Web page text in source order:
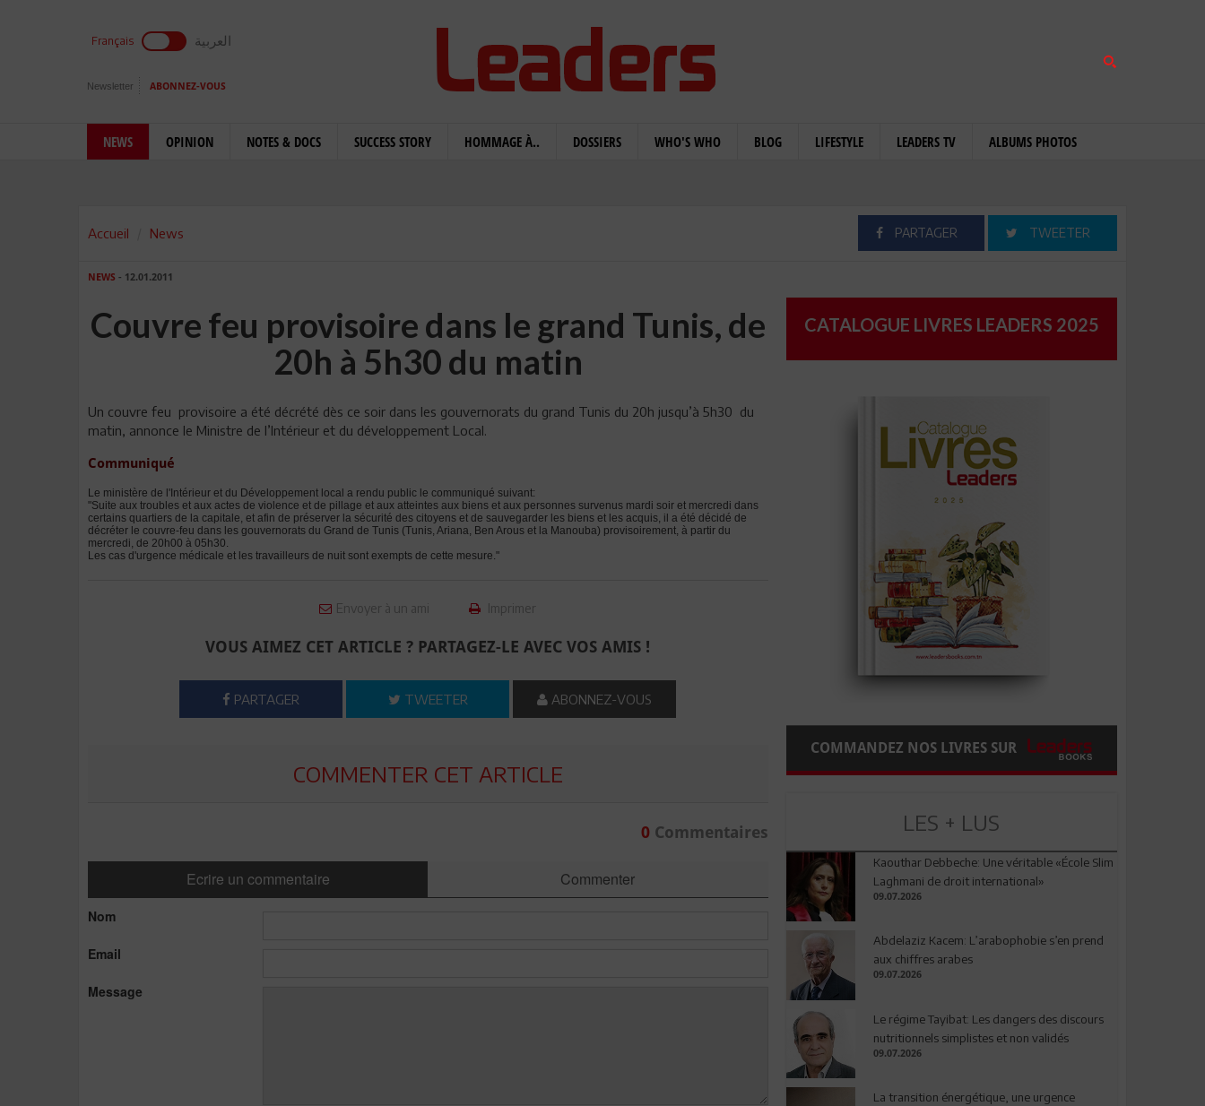
Français العربية
Newsletter ABONNEZ-VOUS
NEWS OPINION NOTES & DOCS SUCCESS STORY HOMMAGE À.. DOSSIERS WHO'S WHO BLOG LIFESTYLE LEADERS TV ALBUMS PHOTOS
Accueil News PARTAGER TWEETER
NEWS - 12.01.2011
Couvre feu provisoire dans le grand Tunis, de
20h à 5h30 du matin
Un couvre feu provisoire a été décrété dès ce soir dans les gouvernorats du grand Tunis du 20h jusqu’à 5h30 du
matin, annonce le Ministre de l’Intérieur et du développement Local.
Communiqué
Le ministère de l'Intérieur et du Développement local a rendu public le communiqué suivant:
"Suite aux troubles et aux actes de violence et de pillage et aux atteintes aux biens et aux personnes survenus mardi soir et mercredi dans
certains quartiers de la capitale, et afin de préserver la sécurité des citoyens et de sauvegarder les biens et les acquis, il a été décidé de
décréter le couvre-feu dans les gouvernorats du Grand de Tunis (Tunis, Ariana, Ben Arous et la Manouba) provisoirement, à partir du
mercredi, de 20h00 à 05h30.
Les cas d'urgence médicale et les travailleurs de nuit sont exempts de cette mesure."
Envoyer à un ami Imprimer
VOUS AIMEZ CET ARTICLE ? PARTAGEZ-LE AVEC VOS AMIS !
PARTAGER TWEETER ABONNEZ-VOUS
COMMENTER CET ARTICLE
0Commentaires
Ecrire un commentaire Commenter
Nom
Email
Message
CATALOGUE LIVRES LEADERS 2025
COMMANDEZ NOS LIVRES SUR
LES + LUS
Kaouthar Debbeche: Une véritable «École Slim
Laghmani de droit international»
09.07.2026
Abdelaziz Kacem: L’arabophobie s’en prend
aux chiffres arabes
09.07.2026
Le régime Tayibat: Les dangers des discours
nutritionnels simplistes et non validés
09.07.2026
La transition énergétique, une urgence